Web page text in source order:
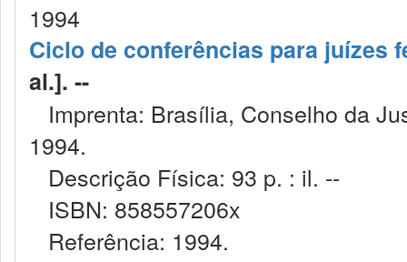
1994
Ciclo de conferências para juízes
al.]. --
Imprenta: Brasília, Conselho da
1994.
Descrição Física: 93 p. : il. --
ISBN: 858557206x
Referência: 1994.